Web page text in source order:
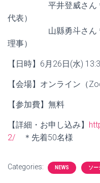
平井登威さん＊基
代表）
山縣勇斗さん＊基
理事）
【日時】6月26日(水)
【会場】オンライン（
【参加費】無料
【詳細・お申し込み】
2/ ＊先着50名様
Categories: NEWS ソー